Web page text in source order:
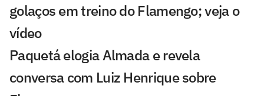
golaços em treino do Flamengo; veja o
vídeo
Paquetá elogia Almada e revela
conversa com Luiz Henrique sobre